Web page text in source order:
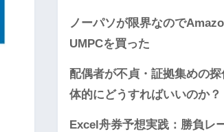
ノーパソが限界なので
UMPCを買った
配偶者が不貞・証拠集めの
体的にどうすればいいのか？
Excel舟券予想実践：勝負レ